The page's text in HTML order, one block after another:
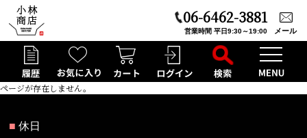
メール
06-6462-3881
営業時間 平日9:30～19:00
ページが存在しません。
■ 休日